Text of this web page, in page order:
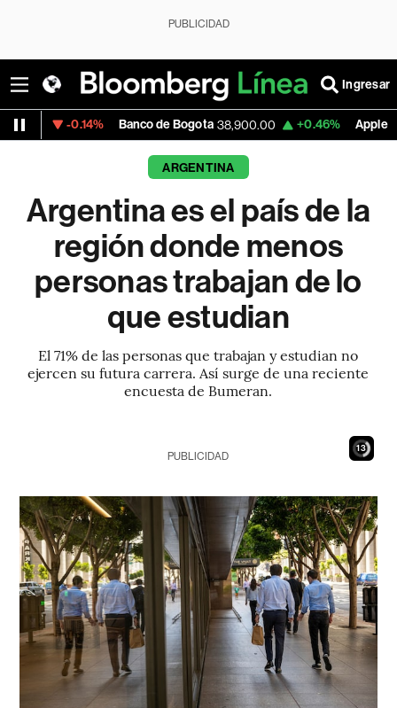
PUBLICIDAD
Ingresar
Banco de Bogota 38,900.00 +0.46% Apple 313.305
ARGENTINA
Argentina es el país de la
región donde menos
personas trabajan de lo
que estudian
El 71% de las personas que trabajan y estudian no
ejercen su futura carrera. Así surge de una reciente
encuesta de Bumeran.
11
PUBLICIDAD